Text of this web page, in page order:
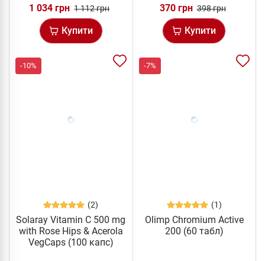
1 034 грн 1 112 грн
Купити
370 грн 398 грн
Купити
-10%
(2)
Solaray Vitamin C 500 mg
with Rose Hips & Acerola
VegCaps (100 капс)
-7%
(1)
Olimp Chromium Active
200 (60 табл)